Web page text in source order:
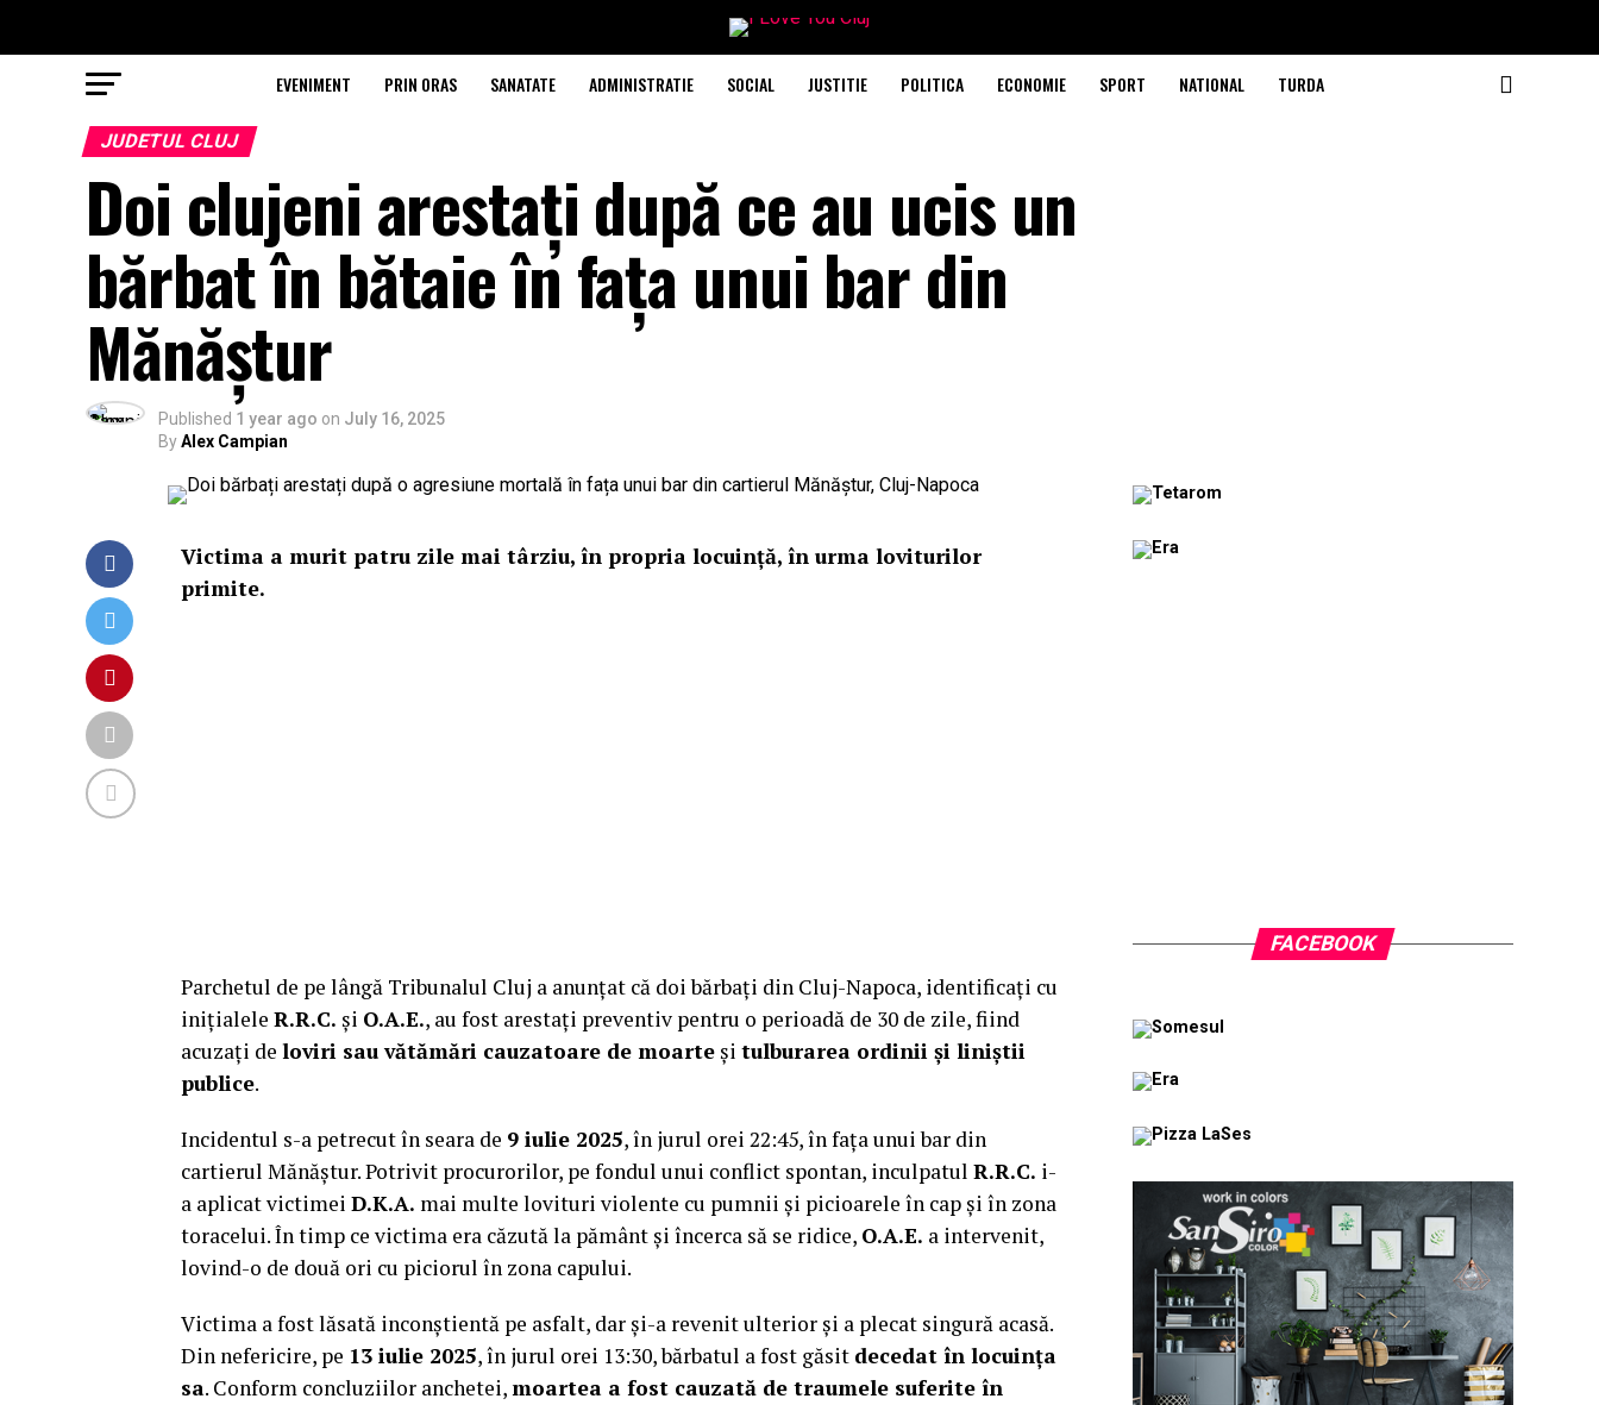
EVENIMENT PRIN ORAS SANATATE ADMINISTRATIE SOCIAL JUSTITIE POLITICA ECONOMIE SPORT NATIONAL TURDA
JUDETUL CLUJ
Doi clujeni arestați după ce au ucis un
bărbat în bătaie în fața unui bar din
Mănăștur
Published 1 year ago on July 16, 2025
ByAlex Campian
Victima a murit patru zile mai târziu, în propria locuință, în urma loviturilor
primite.
Parchetul de pe lângă Tribunalul Cluj a anunțat că doi bărbați din Cluj-Napoca, identificați cu
inițialele R.R.C. și O.A.E., au fost arestați preventiv pentru o perioadă de 30 de zile, fiind
acuzați de loviri sau vătămări cauzatoare de moarteși tulburarea ordinii și liniștii
publice.
Incidentul s-a petrecut în seara de 9 iulie 2025, în jurul orei 22:45, în fața unui bar din
cartierul Mănăștur. Potrivit procurorilor, pe fondul unui conflict spontan, inculpatul R.R.C. i-
a aplicat victimei D.K.A. mai multe lovituri violente cu pumnii și picioarele în cap și în zona
toracelui. În timp ce victima era căzută la pământ și încerca să se ridice, O.A.E. a intervenit,
lovind-o de două ori cu piciorul în zona capului.
Victima a fost lăsată inconștientă pe asfalt, dar și-a revenit ulterior și a plecat singură acasă.
Din nefericire, pe 13 iulie 2025, în jurul orei 13:30, bărbatul a fost găsit decedat în locuința
sa. Conform concluziilor anchetei,moartea a fost cauzată de traumele suferite în
FACEBOOK